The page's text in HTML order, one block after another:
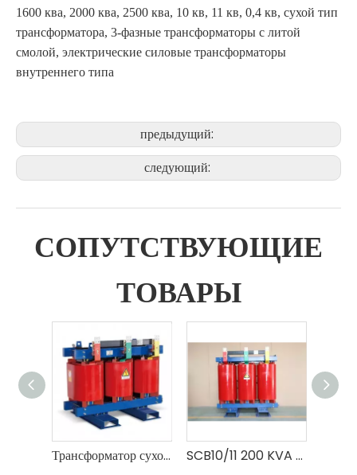
1600 ква, 2000 ква, 2500 ква, 10 кв, 11 кв, 0,4 кв, сухой тип
трансформатора, 3-фазные трансформаторы с литой
смолой, электрические силовые трансформаторы
внутреннего типа
предыдущий:
следующий:
СОПУТСТВУЮЩИЕ
ТОВАРЫ
Трансформатор сухого типа SC(B)10 по лучшей цене с техническими параметрами Поставщик-Shengte SCB10/11 200 KVA 10 /11 0,4 Kv 3-фазный высоковольтный силовой трансформатор с литой смолой для использования в помещении сухого типа